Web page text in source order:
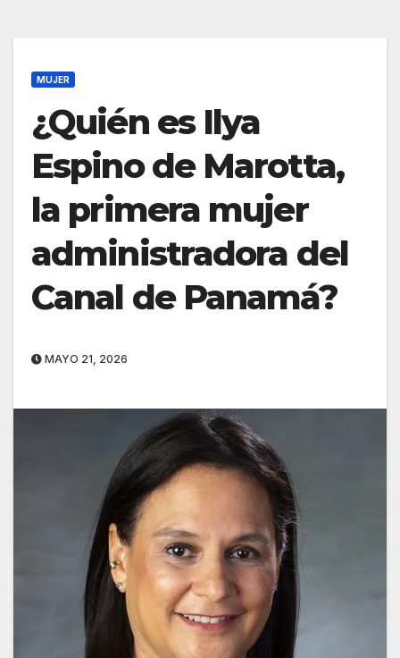
MUJER
¿Quién es Ilya
Espino de Marotta,
la primera mujer
administradora del
Canal de Panamá?
MAYO 21, 2026